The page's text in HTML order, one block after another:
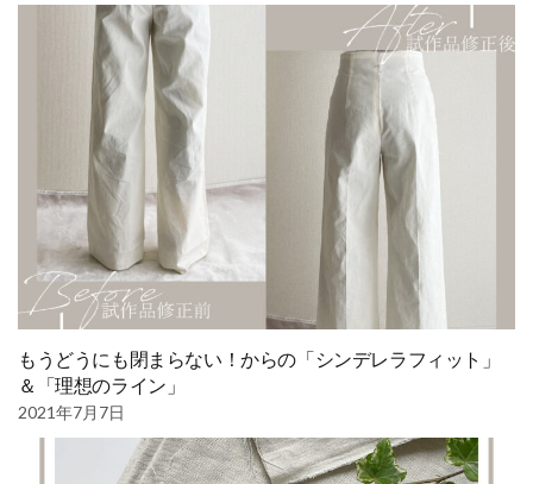
もうどうにも閉まらない！からの「シンデレラフィット」
＆「理想のライン」
2021年7月7日